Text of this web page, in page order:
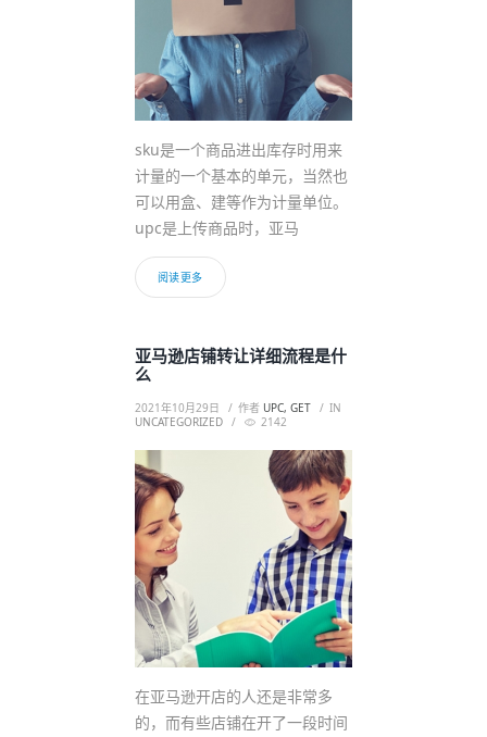
sku是一个商品进出库存时用来
计量的一个基本的单元，当然也
可以用盒、建等作为计量单位。
upc是上传商品时，亚马
阅读更多
亚马逊店铺转让详细流程是什
么
2021年10月29日 作者 UPC, GET
IN
UNCATEGORIZED
2142
在亚马逊开店的人还是非常多
的，而有些店铺在开了一段时间